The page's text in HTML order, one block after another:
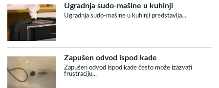
Ugradnja sudo-mašine u kuhinji
Ugradnja sudo-mašine u kuhinji predstavlja...
Zapušen odvod ispod kade
Zapušen odvod ispod kade često može izazvati
frustraciju...